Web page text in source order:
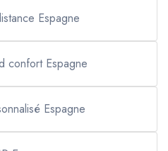
Espagne
confort Espagne
Espagne